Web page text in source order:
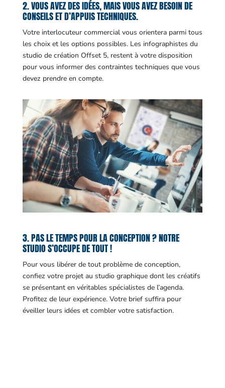
2. VOUS AVEZ DES IDÉES, MAIS VOUS AVEZ BESOIN DE
CONSEILS ET D’APPUIS TECHNIQUES.
Votre interlocuteur commercial vous orientera parmi tous
les choix et les options possibles. Les infographistes du
studio de création Offset 5, restent à votre disposition
pour vous informer des contraintes techniques que vous
devez prendre en compte.
3. PAS LE TEMPS POUR LA CONCEPTION ? NOTRE
STUDIO S’OCCUPE DE TOUT !
Pour vous libérer de tout problème de conception,
confiez votre projet au studio graphique dont les créatifs
se présentant en véritables spécialistes de l’agenda.
Profitez de leur expérience. Votre brief suffira pour
éveiller leurs idées et combler votre satisfaction.